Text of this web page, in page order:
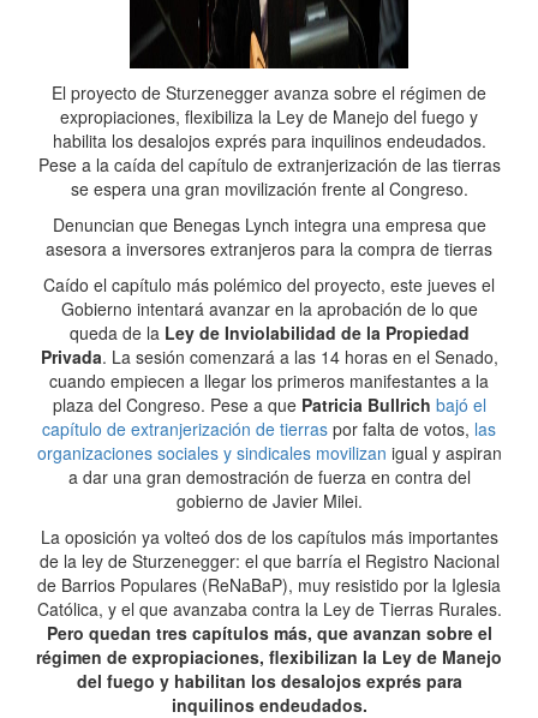
El proyecto de Sturzenegger avanza sobre el régimen de
expropiaciones, flexibiliza la Ley de Manejo del fuego y
habilita los desalojos exprés para inquilinos endeudados.
Pese a la caída del capítulo de extranjerización de las tierras
se espera una gran movilización frente al Congreso.
Denuncian que Benegas Lynch integra una empresa que
asesora a inversores extranjeros para la compra de tierras
Caído el capítulo más polémico del proyecto, este jueves el
Gobierno intentará avanzar en la aprobación de lo que
queda de la Ley de Inviolabilidad de la Propiedad
Privada. La sesión comenzará a las 14 horas en el Senado,
cuando empiecen a llegar los primeros manifestantes a la
plaza del Congreso. Pese a que Patricia Bullrich bajó el
capítulo de extranjerización de tierras por falta de votos, las
organizaciones sociales y sindicales movilizan igual y aspiran
a dar una gran demostración de fuerza en contra del
gobierno de Javier Milei.
La oposición ya volteó dos de los capítulos más importantes
de la ley de Sturzenegger: el que barría el Registro Nacional
de Barrios Populares (ReNaBaP), muy resistido por la Iglesia
Católica, y el que avanzaba contra la Ley de Tierras Rurales.
Pero quedan tres capítulos más, que avanzan sobre el
régimen de expropiaciones, flexibilizan la Ley de Manejo
del fuego y habilitan los desalojos exprés para
inquilinos endeudados.